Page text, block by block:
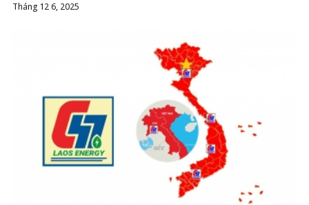
Tháng 12 6, 2025